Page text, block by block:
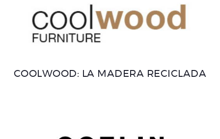
COOLWOOD: LA MADERA RECICLADA